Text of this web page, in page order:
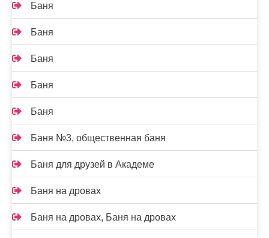
Баня
Баня
Баня
Баня
Баня
Баня №3, общественная баня
Баня для друзей в Академе
Баня на дровах
Баня на дровах, Баня на дровах